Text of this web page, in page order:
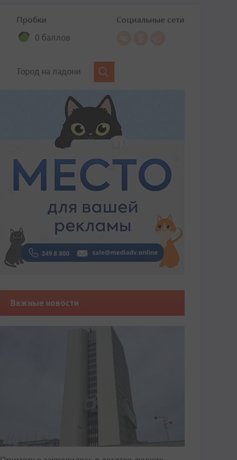
Пробки
0 баллов
Социальные сети
Город на ладони
Важные новости